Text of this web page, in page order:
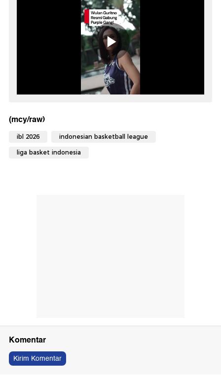
(mcy/raw)
ibl 2026 indonesian basketball league
liga basket indonesia
Komentar
Kirim Komentar